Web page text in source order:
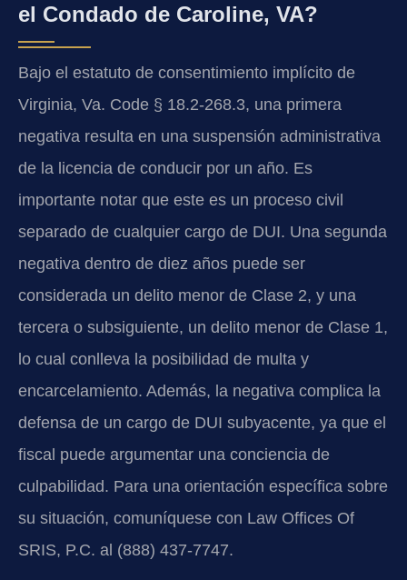
el Condado de Caroline, VA?
Bajo el estatuto de consentimiento implícito de
Virginia, Va. Code § 18.2-268.3, una primera
negativa resulta en una suspensión administrativa
de la licencia de conducir por un año. Es
importante notar que este es un proceso civil
separado de cualquier cargo de DUI. Una segunda
negativa dentro de diez años puede ser
considerada un delito menor de Clase 2, y una
tercera o subsiguiente, un delito menor de Clase 1,
lo cual conlleva la posibilidad de multa y
encarcelamiento. Además, la negativa complica la
defensa de un cargo de DUI subyacente, ya que el
fiscal puede argumentar una conciencia de
culpabilidad. Para una orientación específica sobre
su situación, comuníquese con Law Offices Of
SRIS, P.C. al (888) 437-7747.